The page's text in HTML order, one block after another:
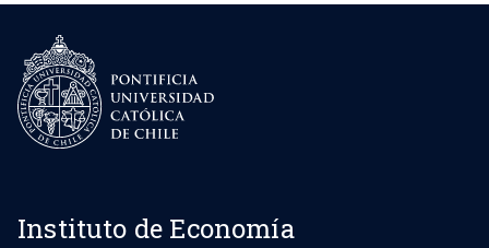
Instituto de Economía